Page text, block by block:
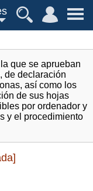
que se aprueban
de declaración
así como los
de sus hojas
por ordenador y
y el procedimiento